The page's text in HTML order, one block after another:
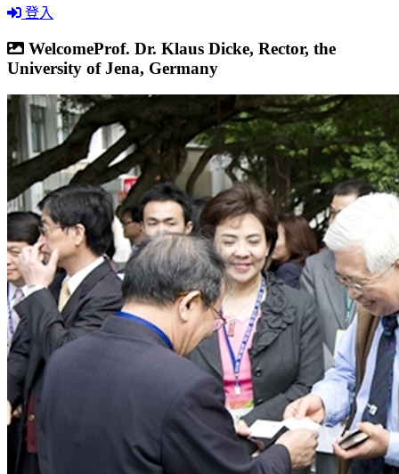
登入
WelcomeProf. Dr. Klaus Dicke, Rector, the
University of Jena, Germany